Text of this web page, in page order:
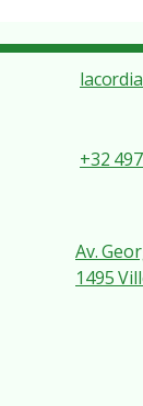
+32
Av.
1495